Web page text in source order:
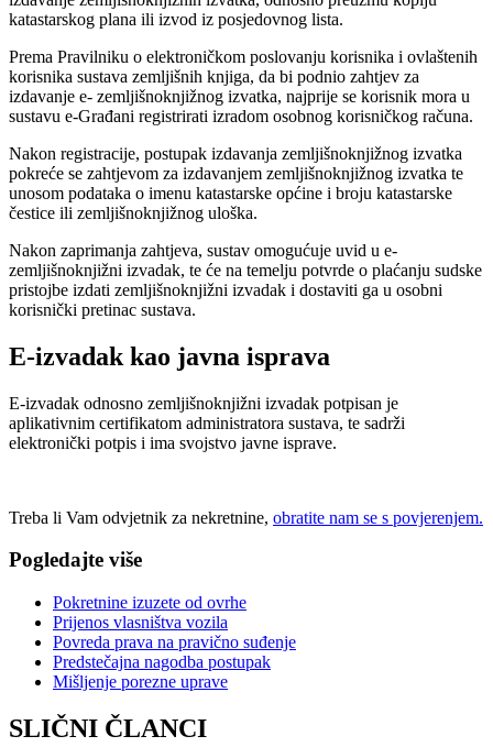
katastarskog plana ili izvod iz posjedovnog lista.
Prema Pravilniku o elektroničkom poslovanju korisnika i ovlaštenih
korisnika sustava zemljišnih knjiga, da bi podnio zahtjev za
izdavanje e- zemljišnoknjižnog izvatka, najprije se korisnik mora u
sustavu e-Građani registrirati izradom osobnog korisničkog računa.
Nakon registracije, postupak izdavanja zemljišnoknjižnog izvatka
pokreće se zahtjevom za izdavanjem zemljišnoknjižnog izvatka te
unosom podataka o imenu katastarske općine i broju katastarske
čestice ili zemljišnoknjižnog uloška.
Nakon zaprimanja zahtjeva, sustav omogućuje uvid u e-
zemljišnoknjižni izvadak, te će na temelju potvrde o plaćanju sudske
pristojbe izdati zemljišnoknjižni izvadak i dostaviti ga u osobni
korisnički pretinac sustava.
E-izvadak kao javna isprava
E-izvadak odnosno zemljišnoknjižni izvadak potpisan je
aplikativnim certifikatom administratora sustava, te sadrži
elektronički potpis i ima svojstvo javne isprave.
Treba li Vam odvjetnik za nekretnine, obratite nam se s povjerenjem.
Pogledajte više
Pokretnine izuzete od ovrhe
Prijenos vlasništva vozila
Povreda prava na pravično suđenje
Predstečajna nagodba postupak
Mišljenje porezne uprave
SLIČNI ČLANCI